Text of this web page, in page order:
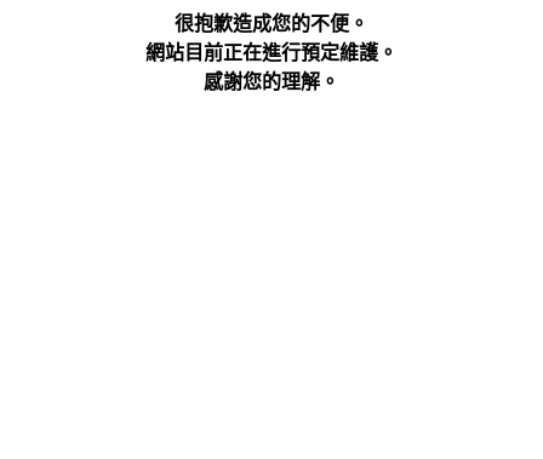
很抱歉造成您的不便。
網站目前正在進行預定維護。
感謝您的理解。